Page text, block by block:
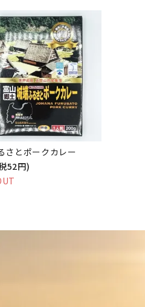
さとポークカレー
52円)